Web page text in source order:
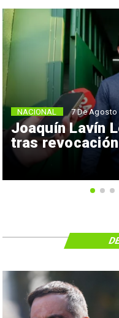
Joaquín Lavín
tras
NACIONAL 7 De Agosto